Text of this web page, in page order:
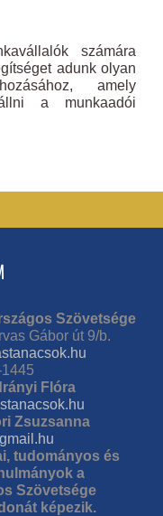
számára
adunk olyan
amely
a munkaadói
Szövetsége
Gábor út 9/b.
Flóra
Zsuzsanna
tudományos és
a
Szövetsége
képezik.